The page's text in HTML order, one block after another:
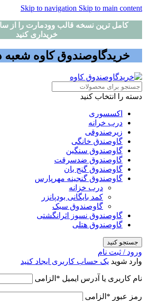
Skip to navigation Skip to main content
کامل ترین نسخه قالب وودمارت را از
خریداری کنید
خریدگاوصندوق کاوه شعبه
دسته را انتخاب کنید
اکسسوری
درب خرانه
زیرصندوقی
گاوصندق خانگی
گاوصندوق سنگین
گاوصندوق ضدسرقت
گاوصندوق گنج بان
گاوصندوق گنجینه مهرپارس
درب خزانه
کمد بایگانی بودپانزر
گاوصندوق سبک
گاوصندوق نسوز اثرانگشتی
گاوصندوق هتلی
جستجو کنید
ورود / ثبت نام
وارد شوید یک حساب کاربری ایجاد کنید
نام کاربری یا آدرس ایمیل * الزامی
رمز عبور * الزامی